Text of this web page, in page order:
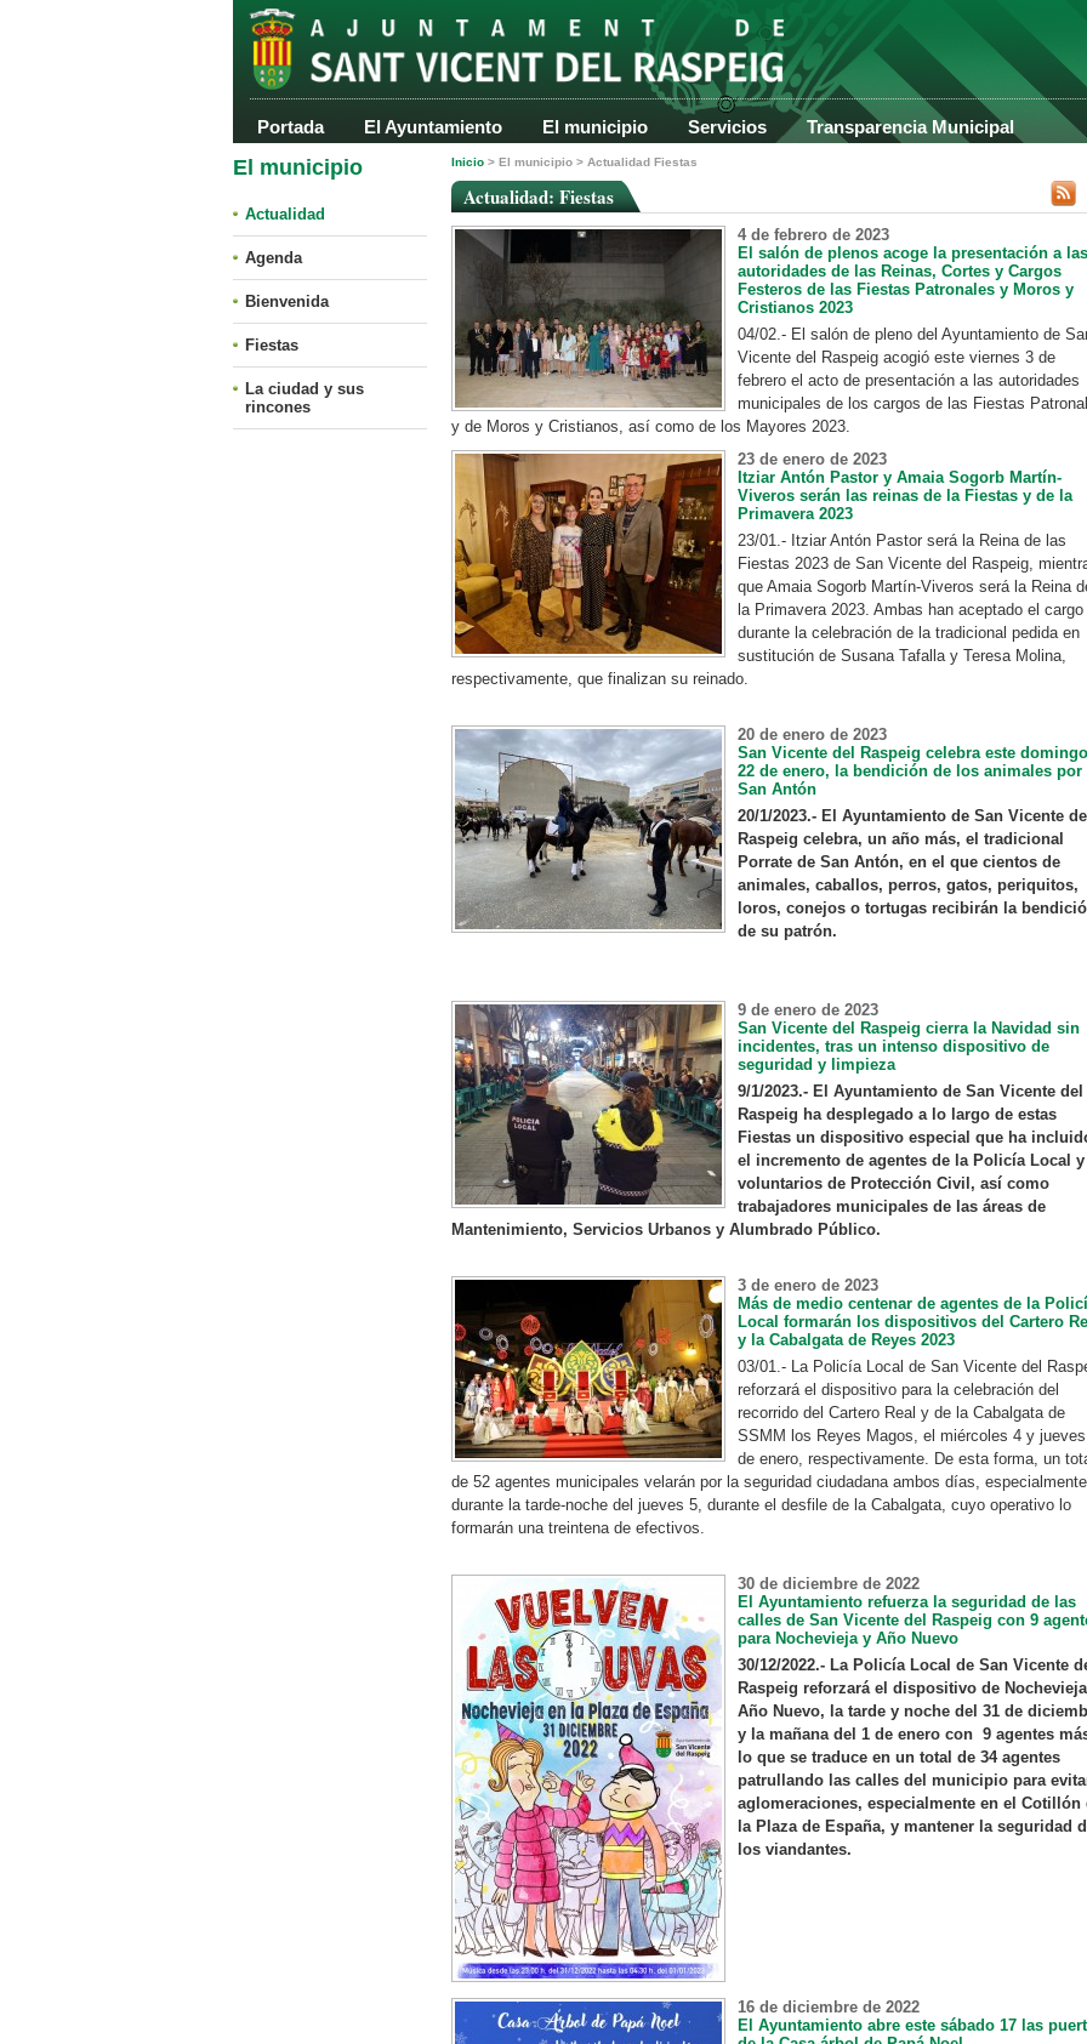
Portada El Ayuntamiento El municipio Servicios Transparencia Municipal
El municipio
Actualidad
Agenda
Bienvenida
Fiestas
La ciudad y sus
rincones
Inicio > El municipio > Actualidad Fiestas
Actualidad: Fiestas
4 de febrero de 2023
El salón de plenos acoge la presentación a las
autoridades de las Reinas, Cortes y Cargos
Festeros de las Fiestas Patronales y Moros y
Cristianos 2023
04/02.- El salón de pleno del Ayuntamiento de
Vicente del Raspeig acogió este viernes 3 de
febrero el acto de presentación a las autoridades
municipales de los cargos de las Fiestas
y de Moros y Cristianos, así como de los Mayores 2023.
23 de enero de 2023
Itziar Antón Pastor y Amaia Sogorb Martín-
Viveros serán las reinas de la Fiestas y de la
Primavera 2023
23/01.- Itziar Antón Pastor será la Reina de las
Fiestas 2023 de San Vicente del Raspeig,
que Amaia Sogorb Martín-Viveros será la Reina
la Primavera 2023. Ambas han aceptado el cargo
durante la celebración de la tradicional pedida en
sustitución de Susana Tafalla y Teresa Molina,
respectivamente, que finalizan su reinado.
20 de enero de 2023
San Vicente del Raspeig celebra este domingo
22 de enero, la bendición de los animales por
San Antón
20/1/2023.- El Ayuntamiento de San Vicente del
Raspeig celebra, un año más, el tradicional
Porrate de San Antón, en el que cientos de
animales, caballos, perros, gatos, periquitos,
loros, conejos o tortugas recibirán la
de su patrón.
9 de enero de 2023
San Vicente del Raspeig cierra la Navidad sin
incidentes, tras un intenso dispositivo de
seguridad y limpieza
9/1/2023.- El Ayuntamiento de San Vicente del
Raspeig ha desplegado a lo largo de estas
Fiestas un dispositivo especial que ha
el incremento de agentes de la Policía Local y
voluntarios de Protección Civil, así como
trabajadores municipales de las áreas de
Mantenimiento, Servicios Urbanos y Alumbrado Público.
3 de enero de 2023
Más de medio centenar de agentes de la
Local formarán los dispositivos del Cartero
y la Cabalgata de Reyes 2023
03/01.- La Policía Local de San Vicente del
reforzará el dispositivo para la celebración del
recorrido del Cartero Real y de la Cabalgata de
SSMM los Reyes Magos, el miércoles 4 y
de enero, respectivamente. De esta forma, un
de 52 agentes municipales velarán por la seguridad ciudadana ambos días, especialmente
durante la tarde-noche del jueves 5, durante el desfile de la Cabalgata, cuyo operativo lo
formarán una treintena de efectivos.
30 de diciembre de 2022
El Ayuntamiento refuerza la seguridad de las
calles de San Vicente del Raspeig con 9
para Nochevieja y Año Nuevo
30/12/2022.- La Policía Local de San Vicente
Raspeig reforzará el dispositivo de
Año Nuevo, la tarde y noche del 31 de
y la mañana del 1 de enero con 9 agentes
lo que se traduce en un total de 34 agentes
patrullando las calles del municipio para
aglomeraciones, especialmente en el Cotillón
la Plaza de España, y mantener la seguridad
los viandantes.
16 de diciembre de 2022
El Ayuntamiento abre este sábado 17 las